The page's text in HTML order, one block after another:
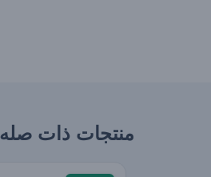
منتجات ذات صله